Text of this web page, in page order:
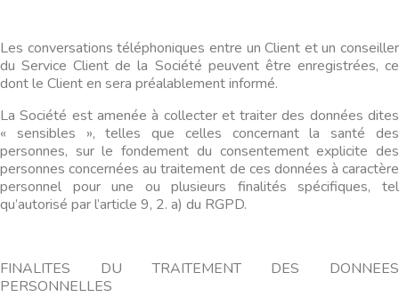
Les conversations téléphoniques entre un Client et un conseiller
du Service Client de la Société peuvent être enregistrées, ce
dont le Client en sera préalablement informé.
La Société est amenée à collecter et traiter des données dites
« sensibles », telles que celles concernant la santé des
personnes, sur le fondement du consentement explicite des
personnes concernées au traitement de ces données à caractère
personnel pour une ou plusieurs finalités spécifiques, tel
qu’autorisé par l’article 9, 2. a) du RGPD.
FINALITES DU TRAITEMENT DES DONNEES
PERSONNELLES